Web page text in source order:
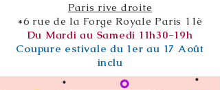
Paris rive droite
*6 rue de la Forge Royale Paris 11è
Du Mardi au Samedi 11h30-19h
Coupure estivale du 1er au 17 Août
inclu